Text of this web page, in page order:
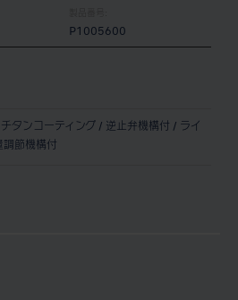
P1005600
タンコーティング / 逆止弁機構付 / ライ
節機構付